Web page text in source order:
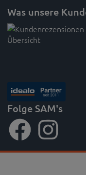
Was unsere
Folge SAM's